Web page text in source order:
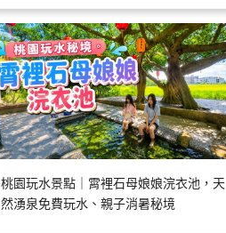
桃園玩水景點｜霄裡石母娘娘浣衣池，天
然湧泉免費玩水、親子消暑秘境